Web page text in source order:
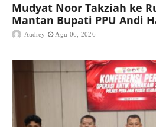
Mudyat Noor Takziah ke
Mantan Bupati PPU Andi
Audrey Agu 06, 2026